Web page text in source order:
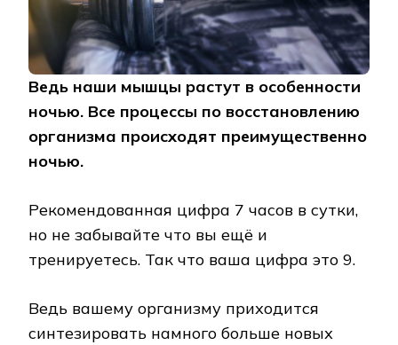
Ведь наши мышцы растут в особенности
ночью. Все процессы по восстановлению
организма происходят преимущественно
ночью.
Рекомендованная цифра 7 часов в сутки,
но не забывайте что вы ещё и
тренируетесь. Так что ваша цифра это 9.
Ведь вашему организму приходится
синтезировать намного больше новых